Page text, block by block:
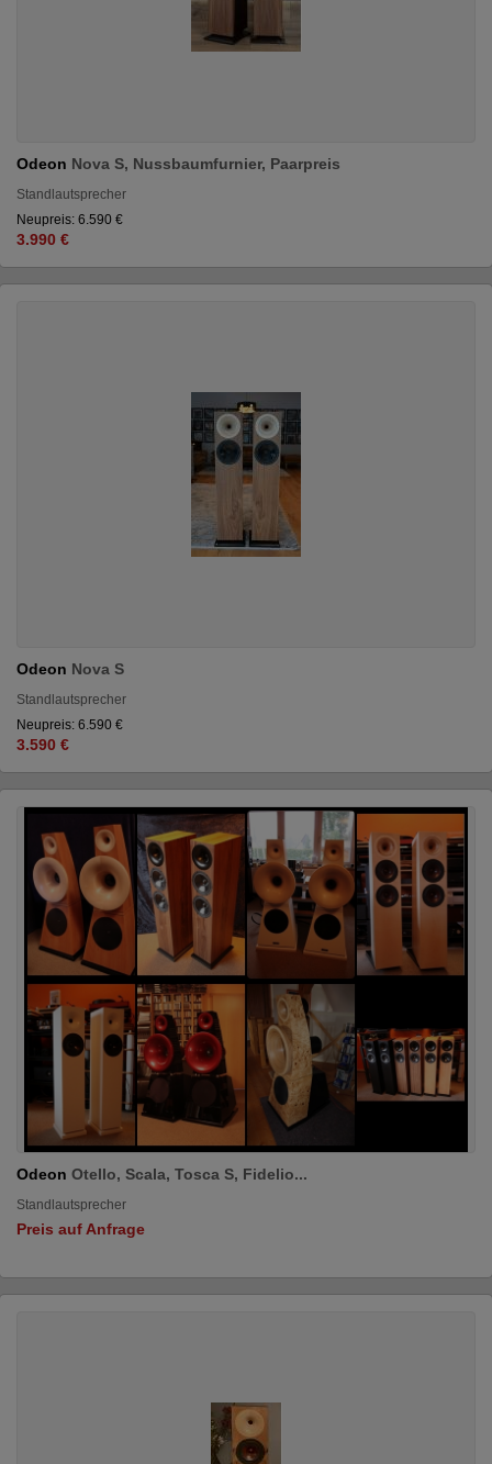
Odeon Nova S, Nussbaumfurnier, Paarpreis
Standlautsprecher
Neupreis: 6.590 €
3.990 €
Odeon Nova S
Standlautsprecher
Neupreis: 6.590 €
3.590 €
Odeon Otello, Scala, Tosca S, Fidelio...
Standlautsprecher
Preis auf Anfrage